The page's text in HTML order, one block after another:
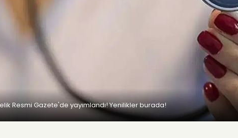
Resmi Gazete'de yayımlandı! Yenilikler burada!